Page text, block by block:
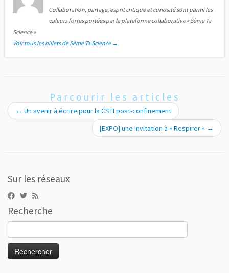
Collaboration, partage, esprit critique et curiosité sont parmi les
valeurs fortes portées par la plateforme collaborative « Sème Ta
Science »
Voir tous les billets de Sème Ta Science →
Parcourir les articles
← Un avenir à écrire pour la CSTI post-confinement
[EXPO] une invitation à « Respirer » →
Sur les réseaux
Recherche